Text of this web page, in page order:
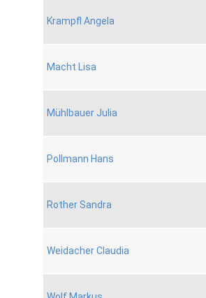
Krampfl Angela
Macht Lisa
Mühlbauer Julia
Pollmann Hans
Rother Sandra
Weidacher Claudia